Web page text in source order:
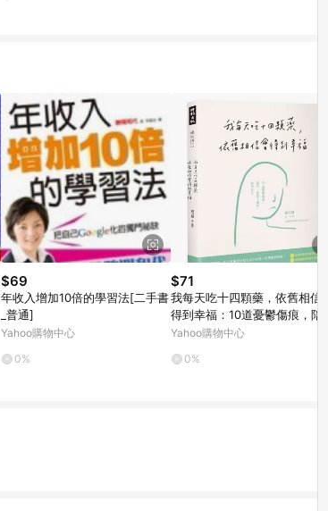
$69
年收入增加10倍的學習法[二手書
_普通]
Yahoo購物中心
0%
$71
我每天吃十四顆藥，依舊相信會
得到幸福：10道憂鬱傷痕，陪你
一起放下痛苦，救回[二手書_良
Yahoo購物中心
0%